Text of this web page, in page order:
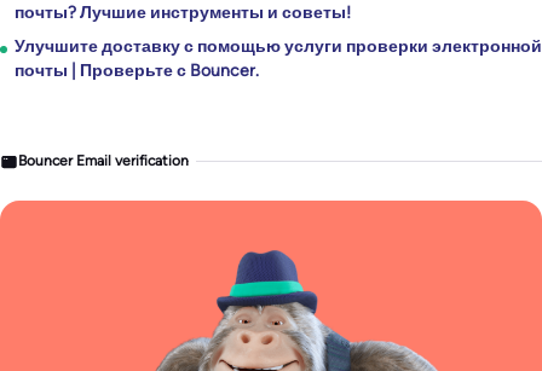
почты? Лучшие инструменты и советы!
Улучшите доставку с помощью услуги проверки электронной
почты | Проверьте с Bouncer.
Bouncer Email verification